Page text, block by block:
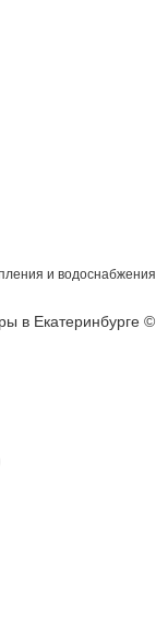
и водоснабжения
в Екатеринбурге